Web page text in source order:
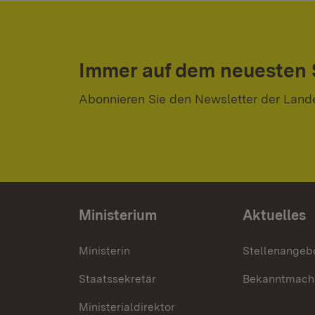
Immer auf dem neuesten
Abonnieren Sie den Newsletter der
Ministerium
Ministerin
Staatssekretär
Ministerialdirektor
Aktuelles